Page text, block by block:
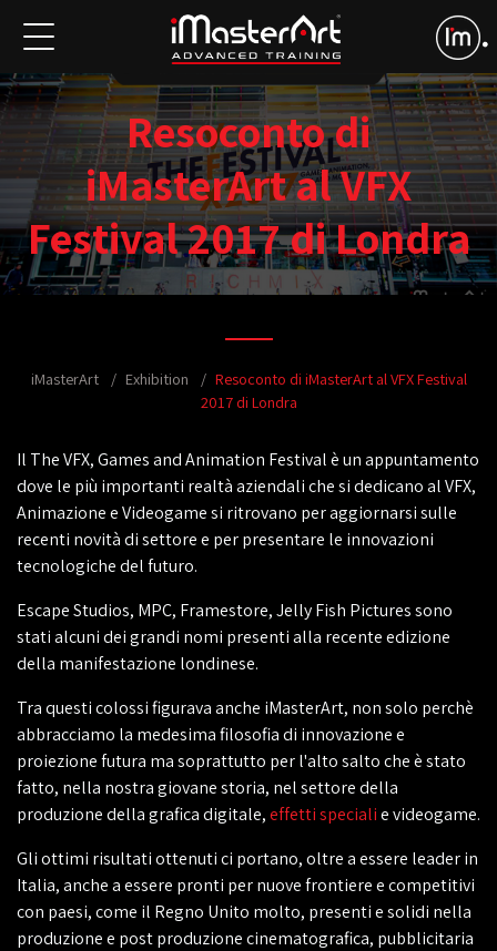
Resoconto di
iMasterArt al VFX
Festival 2017 di Londra
iMasterArt Exhibition
Resoconto di iMasterArt al VFX Festival
2017 di Londra
Il The VFX, Games and Animation Festival è un appuntamento
dove le più importanti realtà aziendali che si dedicano al VFX,
Animazione e Videogame si ritrovano per aggiornarsi sulle
recenti novità di settore e per presentare le innovazioni
tecnologiche del futuro.
Escape Studios, MPC, Framestore, Jelly Fish Pictures sono
stati alcuni dei grandi nomi presenti alla recente edizione
della manifestazione londinese.
Tra questi colossi figurava anche iMasterArt, non solo perchè
abbracciamo la medesima filosofia di innovazione e
proiezione futura ma soprattutto per l'alto salto che è stato
fatto, nella nostra giovane storia, nel settore della
produzione della grafica digitale,effetti specialie videogame.
Gli ottimi risultati ottenuti ci portano, oltre a essere leader in
Italia, anche a essere pronti per nuove frontiere e competitivi
con paesi, come il Regno Unito molto, presenti e solidi nella
produzione e post produzione cinematografica, pubblicitaria